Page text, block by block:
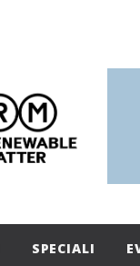
SPECIALI